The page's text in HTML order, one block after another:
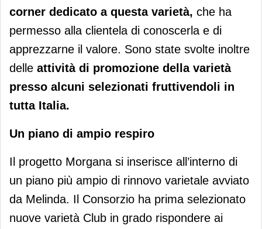
corner dedicato a questa varietà, che ha
permesso alla clientela di conoscerla e di
apprezzarne il valore. Sono state svolte inoltre
delle attività di promozione della varietà
presso alcuni selezionati fruttivendoli in
tutta Italia.
Un piano di ampio respiro
Il progetto Morgana si inserisce all’interno di
un piano più ampio di rinnovo varietale avviato
da Melinda. Il Consorzio ha prima selezionato
nuove varietà Club in grado rispondere ai